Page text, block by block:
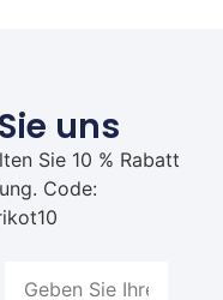
uns
Sie 10 % Rabatt
Code: